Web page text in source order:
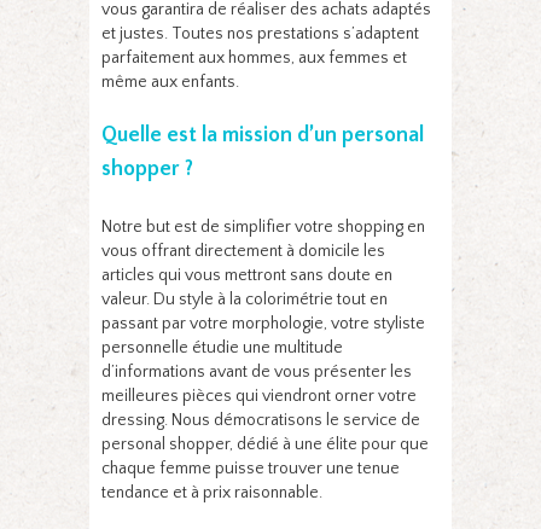
vous garantira de réaliser des achats adaptés
et justes. Toutes nos prestations s’adaptent
parfaitement aux hommes, aux femmes et
même aux enfants.
Quelle est la mission d’un personal
shopper ?
Notre but est de simplifier votre shopping en
vous offrant directement à domicile les
articles qui vous mettront sans doute en
valeur. Du style à la colorimétrie tout en
passant par votre morphologie, votre styliste
personnelle étudie une multitude
d’informations avant de vous présenter les
meilleures pièces qui viendront orner votre
dressing. Nous démocratisons le service de
personal shopper, dédié à une élite pour que
chaque femme puisse trouver une tenue
tendance et à prix raisonnable.